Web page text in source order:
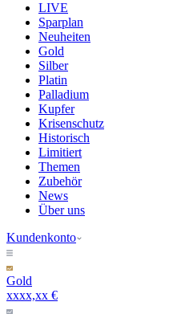
LIVE
Sparplan
Neuheiten
Gold
Silber
Platin
Palladium
Kupfer
Krisenschutz
Historisch
Limitiert
Themen
Zubehör
News
Über uns
Kundenkonto
Gold
xxxx,xx €